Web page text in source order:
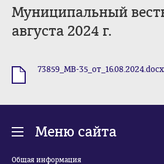
Муниципальный
августа 2024 г.
73859_МВ-35_от_16.08.2024.docx
Меню сайта
Общая информация